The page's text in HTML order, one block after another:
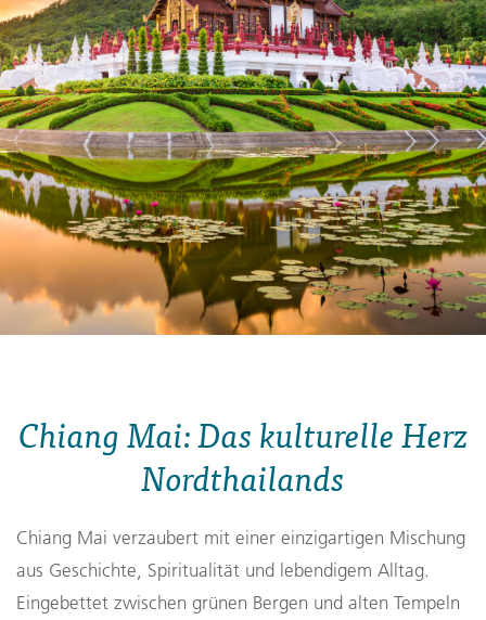
Chiang Mai: Das kulturelle Herz
Nordthailands
Chiang Mai verzaubert mit einer einzigartigen Mischung
aus Geschichte, Spiritualität und lebendigem Alltag.
Eingebettet zwischen grünen Bergen und alten Tempeln